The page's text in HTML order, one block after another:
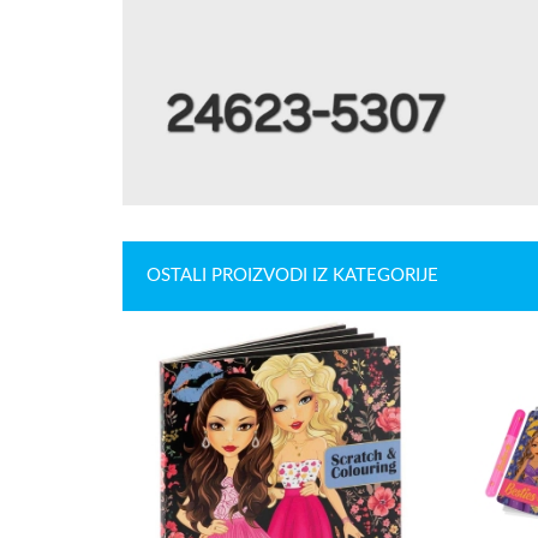
OSTALI PROIZVODI IZ KATEGORIJE